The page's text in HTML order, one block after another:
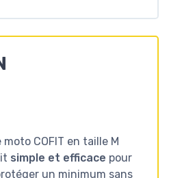
COFIT en taille M
simple et efficace pour
un minimum sans